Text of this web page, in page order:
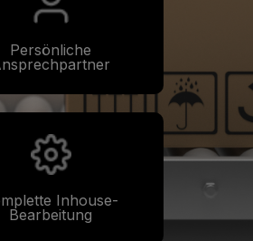
Persönliche
Inhouse-
Bearbeitung